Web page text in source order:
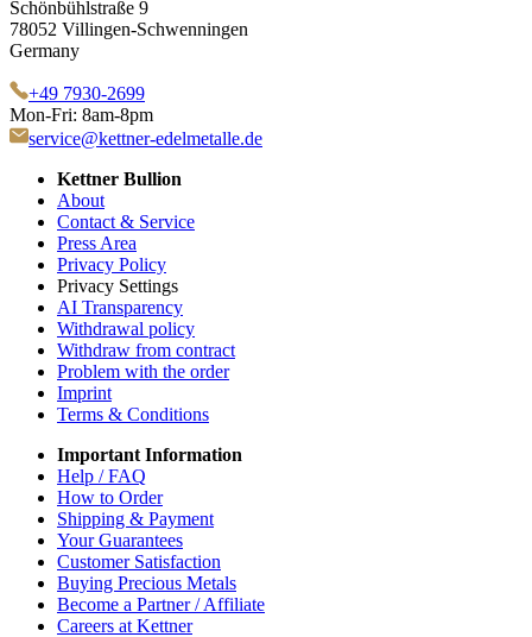
Schönbühlstraße 9
78052 Villingen-Schwenningen
Germany
+49 7930-2699
Mon-Fri: 8am-8pm
service@kettner-edelmetalle.de
Kettner Bullion
About
Contact & Service
Press Area
Privacy Policy
Privacy Settings
AI Transparency
Withdrawal policy
Withdraw from contract
Problem with the order
Imprint
Terms & Conditions
Important Information
Help / FAQ
How to Order
Shipping & Payment
Your Guarantees
Customer Satisfaction
Buying Precious Metals
Become a Partner / Affiliate
Careers at Kettner